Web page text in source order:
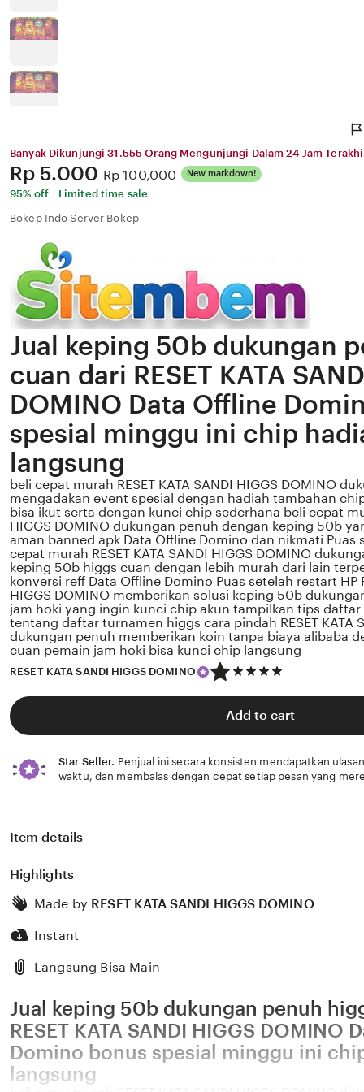
Banyak Dikunjungi 31.555 Orang Mengunjungi Dalam 24 Jam
Price:
Rp 5.000 Original
Price:
Rp 100,000 New markdown!
95% off
Limited time sale
Bokep Indo Server Bokep
Jual keping 50b dukungan
cuan dari RESET KATA
DOMINO Data Offline
spesial minggu ini chip
langsung
beli cepat murah RESET KATA SANDI HIGGS DOMINO
mengadakan event spesial dengan hadiah tambahan
bisa ikut serta dengan kunci chip sederhana beli cepat
HIGGS DOMINO dukungan penuh dengan keping 50b
aman banned apk Data Offline Domino dan nikmati Puas
cepat murah RESET KATA SANDI HIGGS DOMINO
keping 50b higgs cuan dengan lebih murah dari lain
konversi reff Data Offline Domino Puas setelah restart HP
HIGGS DOMINO memberikan solusi keping 50b
jam hoki yang ingin kunci chip akun tampilkan tips
tentang daftar turnamen higgs cara pindah RESET KATA
dukungan penuh memberikan koin tanpa biaya alibaba
cuan pemain jam hoki bisa kunci chip langsung
RESET KATA SANDI HIGGS DOMINO
5
out
of
stars
Add to cart
Star Seller. Penjual ini secara konsisten mendapatkan
waktu, dan membalas dengan cepat setiap pesan yang
Item details
Highlights
Made by RESET KATA SANDI HIGGS DOMINO
Instant
Langsung Bisa Main
Jual keping 50b dukungan penuh
RESET KATA SANDI HIGGS DOMINO
Domino bonus spesial minggu ini
langsung